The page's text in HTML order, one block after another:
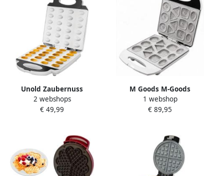
Veiligheid 2 Jaar Garantie
Unold Zaubernuss
Wafelijzer Controlelampje
Inklapbaar Anti-aanbaklaag
2 webshops
€ 49,99
M Goods M-Goods
Elektrische Koekjesmaker
1400W 10 Koekjesvormen
1 webshop
€ 89,95